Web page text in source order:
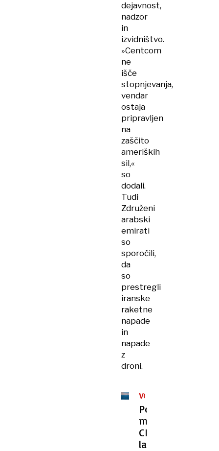
dejavnost,
nadzor
in
izvidništvo.
»Centcom
ne
išče
stopnjevanja,
vendar
ostaja
pripravljen
na
zaščito
ameriških
sil,«
so
dodali.
Tudi
Združeni
arabski
emirati
so
sporočili,
da
so
prestregli
iranske
raketne
napade
in
napade
z
droni.
VOJNA
Po
mnenju
CIE
lahko